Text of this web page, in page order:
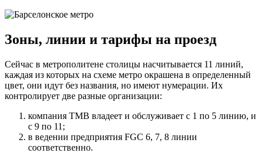
Зоны, линии и тарифы на проезд
Сейчас в метрополитене столицы насчитывается 11 линий,
каждая из которых на схеме метро окрашена в определенный
цвет, они идут без названия, но имеют нумерации. Их
контролирует две разные организации:
компания TMB владеет и обслуживает с 1 по 5 линию, и
с 9 по 11;
в ведении предприятия FGC 6, 7, 8 линии
соответственно.